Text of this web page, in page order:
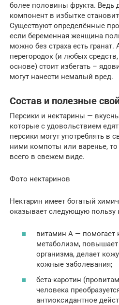
более половины фрукта.
компонент в избытке
Существуют определённые
если беременная женщина
можно без страха есть
перегородок (и любых
основе) стоит избегать –
могут нанести немалый вред.
Состав и полезные
Персики и нектарины —
которые с удовольствием
персики могут употреблять в
ними компоты или варенье,
всего в свежем виде.
Фото нектаринов
Нектарин имеет богатый
оказывает следующую пользу
витамин А — помогает
метаболизм,
организма, делает
кожные заболевания;
бета-каротин
человека
антиоксидантное